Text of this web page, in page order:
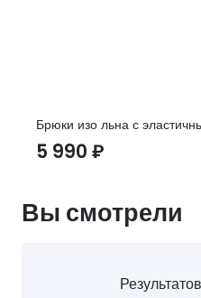
Брюки изо льна с
5 990 ₽
Вы смотрели